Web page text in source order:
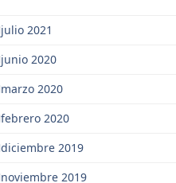
julio 2021
junio 2020
marzo 2020
febrero 2020
diciembre 2019
noviembre 2019